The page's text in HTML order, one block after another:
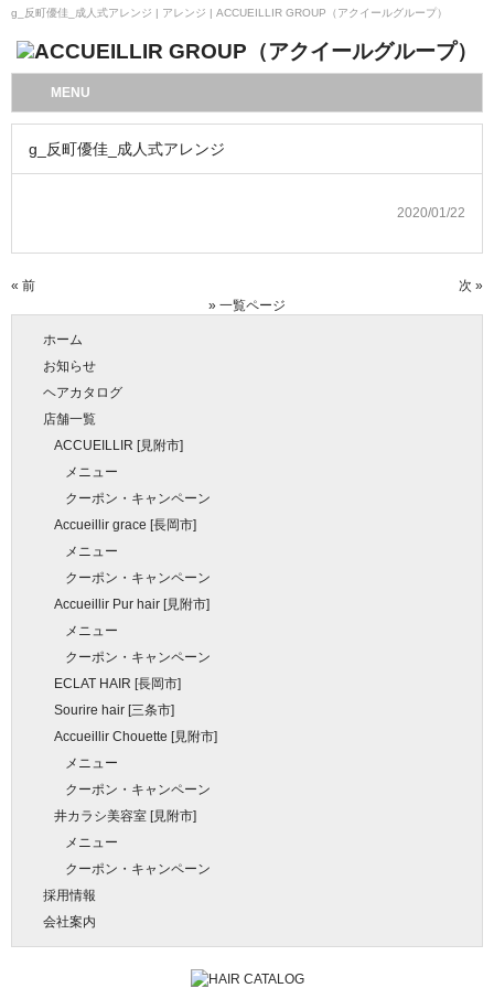
g_反町優佳_成人式アレンジ | アレンジ | ACCUEILLIR GROUP（アクイールグループ）
MENU
g_反町優佳_成人式アレンジ
2020/01/22
« 前
次 »
» 一覧ページ
ホーム
お知らせ
ヘアカタログ
店舗一覧
ACCUEILLIR [見附市]
メニュー
クーポン・キャンペーン
Accueillir grace [長岡市]
メニュー
クーポン・キャンペーン
Accueillir Pur hair [見附市]
メニュー
クーポン・キャンペーン
ECLAT HAIR [長岡市]
Sourire hair [三条市]
Accueillir Chouette [見附市]
メニュー
クーポン・キャンペーン
井カラシ美容室 [見附市]
メニュー
クーポン・キャンペーン
採用情報
会社案内